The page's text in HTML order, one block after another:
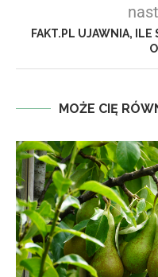
FAKT.PL UJAWNIA,
MOŻE CIĘ